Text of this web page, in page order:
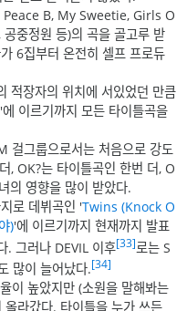
Peace B, My Sweetie, Girls O
중정원 등)의 곡을 골고루 받
6집부터 온전히 셀프 프로듀
적장자의 위치에 서있었던 만큼
'에 이르기까지 모든 타이틀곡을
걸그룹으로서는 처음으로 강도
, OK?는 타이틀곡인 한번 더, O
영향을 많이 받았다.
로 데뷔곡인 'Twins (Knock O
)'에 이르기까지 현재까지 발표
. 그러나 DEVIL 이후[33] 로는 S
많이 늘어났다.[34]
이 높았지만 (소원을 말해봐는
라갔다. 타이틀을 누가 쓰든